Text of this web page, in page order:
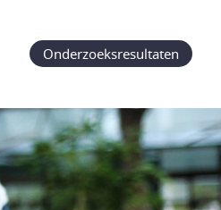
Onderzoeksresultaten